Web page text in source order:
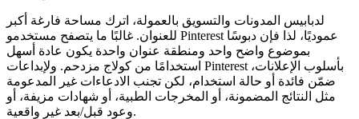
لدبابيس المدونات والتسويق بالعمولة، اترك مساحة فارغة أكبر
للعنوان. غالبًا ما يتصفح مستخدمو Pinterest عموديًا، لذا فإن دبوسًا
بموضوع واضح واحد ومنطقة عنوان واحدة يكون عادة أسهل
استخدامًا من كولاج مزدحم. ولإبداعات Pinterest بأسلوب الإعلانات،
ضمّن فائدة أو حالة استخدام، لكن تجنب الادعاءات غير المدعومة
مثل النتائج المضمونة، أو المخرجات الطبية، أو شهادات مزيفة، أو
وعود قبل/بعد غير واقعية.